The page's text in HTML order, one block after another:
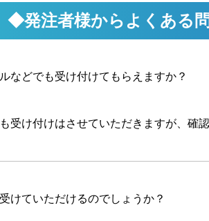
◆発注者様からよくある
などでも受け付けてもらえますか？
受け付けはさせていただきますが、確
けていただけるのでしょうか？